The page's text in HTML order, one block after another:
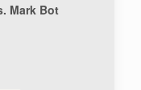
Mark Bot